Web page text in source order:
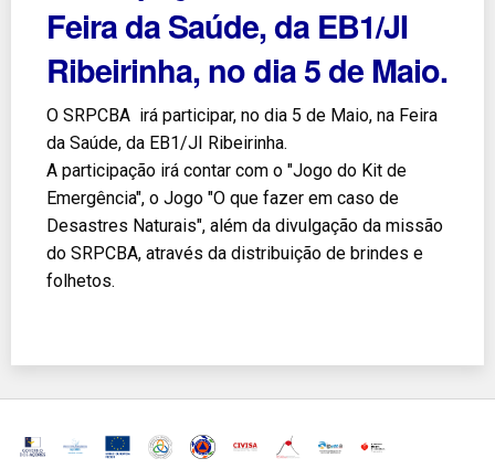
Feira da Saúde, da EB1/JI
Ribeirinha, no dia 5 de Maio.
O SRPCBA irá participar, no dia 5 de Maio, na Feira
da Saúde, da EB1/JI Ribeirinha.
A participação irá contar com o "Jogo do Kit de
Emergência", o Jogo "O que fazer em caso de
Desastres Naturais", além da divulgação da missão
do SRPCBA, através da distribuição de brindes e
folhetos.